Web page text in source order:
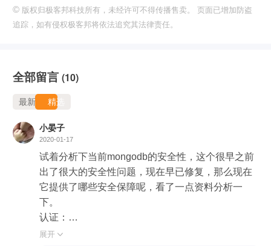
© 版权归极客邦科技所有，未经许可不得传播售卖。 页面已增加防盗
追踪，如有侵权极客邦将依法追究其法律责任。
全部留言 (10)
最新 精选
小晏子
2020-01-17
试着分析下当前mongodb的安全性，这个很早之前
出了很大的安全性问题，现在早已修复，那么现在
它提供了哪些安全保障呢，看了一点资料分析一
下。
认证：
mongoDB提供了很多认证方法，有SCRAM-SHA-
展开 